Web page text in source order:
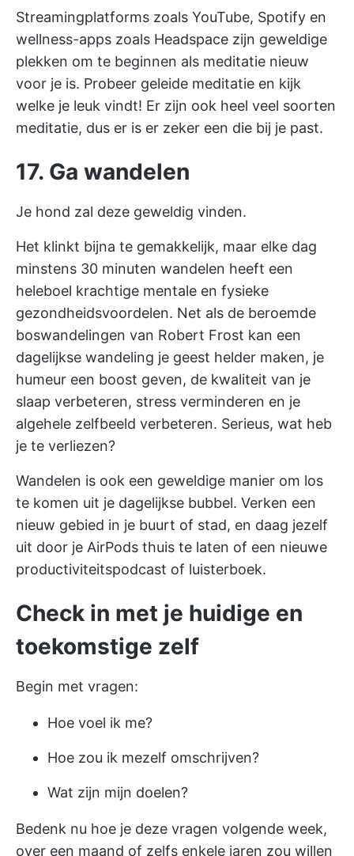
Streamingplatforms zoals YouTube, Spotify en
wellness-apps zoals Headspace zijn geweldige
plekken om te beginnen als meditatie nieuw
voor je is. Probeer geleide meditatie en kijk
welke je leuk vindt! Er zijn ook heel veel soorten
meditatie, dus er is er zeker een die bij je past.
17. Ga wandelen
Je hond zal deze geweldig vinden.
Het klinkt bijna te gemakkelijk, maar elke dag
minstens 30 minuten wandelen heeft een
heleboel krachtige mentale en fysieke
gezondheidsvoordelen. Net als de beroemde
boswandelingen van Robert Frost kan een
dagelijkse wandeling je geest helder maken, je
humeur een boost geven, de kwaliteit van je
slaap verbeteren, stress verminderen en je
algehele zelfbeeld verbeteren. Serieus, wat heb
je te verliezen?
Wandelen is ook een geweldige manier om los
te komen uit je dagelijkse bubbel. Verken een
nieuw gebied in je buurt of stad, en daag jezelf
uit door je AirPods thuis te laten of een nieuwe
productiviteitspodcast of luisterboek.
Check in met je huidige en
toekomstige zelf
Begin met vragen:
Hoe voel ik me?
Hoe zou ik mezelf omschrijven?
Wat zijn mijn doelen?
Bedenk nu hoe je deze vragen volgende week,
over een maand of zelfs enkele jaren zou willen